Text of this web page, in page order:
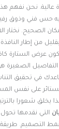
نحن نفهم هذا
فني وذوق رفيع.
نختار
من إطار النافذة
الستارة كافيا.
الصغيرة هي
في تحقيق
على نفس
شعورا بالترتيب
نقدمها تحول
طريقة